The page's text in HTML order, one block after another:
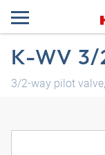
K-WV 3/
3/2-way pilot